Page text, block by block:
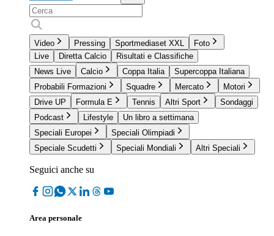
Video Pressing Sportmediaset XXL
Foto
Live
Diretta Calcio
Risultati e Classifiche
News Live
Calcio Coppa Italia
Supercoppa Italiana
Probabili Formazioni
Squadre Mercato
Motori
Drive UP
Formula E Tennis Altri Sport
Sondaggi
Podcast
Lifestyle
Un libro a settimana
Speciali Europei
Speciali Olimpiadi
Speciale Scudetti
Speciali Mondiali Altri Speciali
Seguici anche su
Area personale